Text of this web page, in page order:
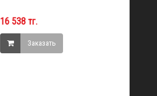
16 538 тг.
Заказать